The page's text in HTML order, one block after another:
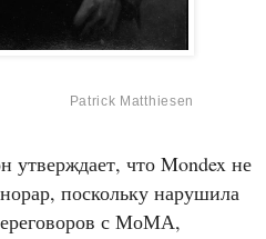
Patrick Matthiesen
утверждает, что Mondex не
поскольку нарушила
с МоМА,